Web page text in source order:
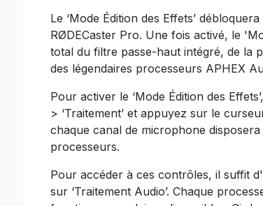
Le ‘Mode Édition des Effets’
RØDECaster Pro. Une fois activé, le
total du filtre passe-haut intégré, de la
des légendaires processeurs APHEX
Pour activer le ‘Mode Édition des
> ‘Traitement’ et appuyez sur le
chaque canal de microphone
processeurs.
Pour accéder à ces contrôles, il suffit
sur ‘Traitement Audio’. Chaque